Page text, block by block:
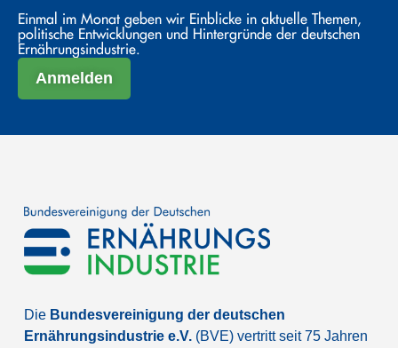
Einmal im Monat geben wir Einblicke in aktuelle Themen,
politische Entwicklungen und Hintergründe der deutschen
Ernährungsindustrie.
Anmelden
Die Bundesvereinigung der deutschen
Ernährungsindustrie e.V. (BVE) vertritt seit 75 Jahren